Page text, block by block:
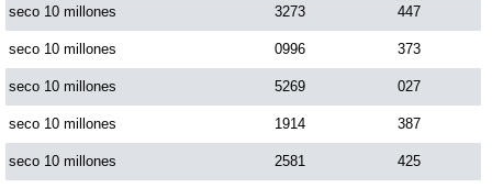
Pick 4 Noche
Pijao de Oro
Saman de la suerte
seco 10 millones 3273 447
seco 10 millones 0996 373
seco 10 millones 5269 027
seco 10 millones 1914 387
seco 10 millones 2581 425